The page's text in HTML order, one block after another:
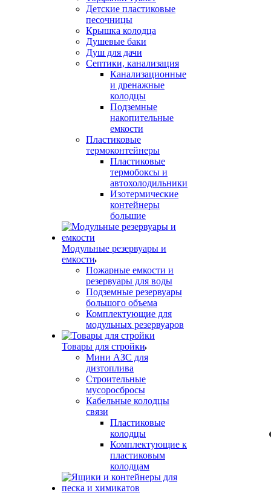
Детские пластиковые
песочницы
Крышка колодца
Душевые баки
Душ для дачи
Септики, канализация
Канализационные
и дренажные
колодцы
Подземные
накопительные
емкости
Пластиковые
термоконтейнеры
Пластиковые
термобоксы и
автохолодильники
Изотермические
контейнеры
большие
Модульные резервуары и
емкости
Пожарные емкости и
резервуары для воды
Подземные резервуары
большого объема
Комплектующие для
модульных резервуаров
Товары для стройки
Мини АЗС для
дизтоплива
Строительные
мусоросбросы
Кабельные колодцы
связи
Пластиковые
колодцы
Комплектующие к
пластиковым
колодцам